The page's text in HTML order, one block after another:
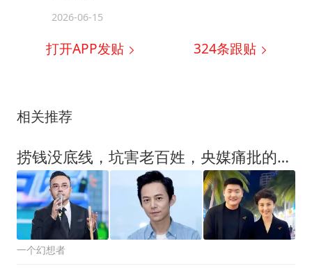
2026-06-15
打开APP发贴 324条跟贴
相关推荐
捞钱没底线，坑害老百姓，央媒痛批的五位明星，没有一个值得同情
一个幻想者